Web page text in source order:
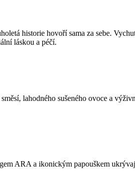
historie hovoří sama za sebe.
láskou a péčí.
lahodného sušeného ovoce a
ARA a ikonickým papouškem